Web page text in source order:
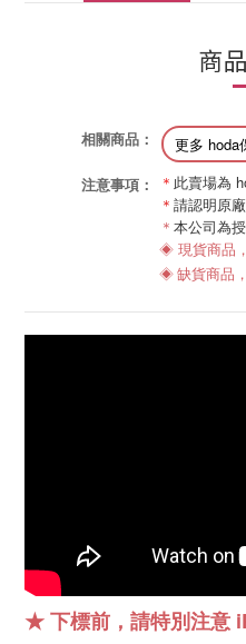
商
相關商品：
更多 hoda
注意事項：
＊ 此賣場為
＊ 請認明原
＊ 本公司為
◈ 現貨商品
◈ 缺貨商品，
★ 下標前，請特別注意